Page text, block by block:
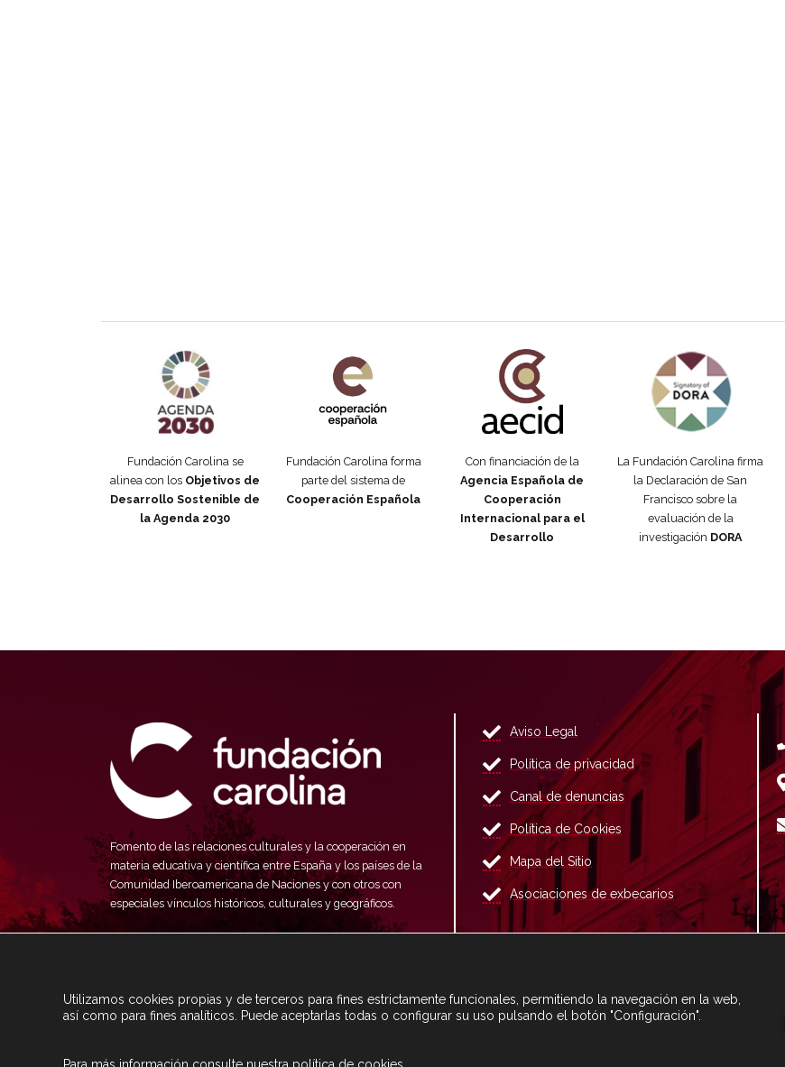
Fundación Carolina se
alinea con los Objetivos de
Desarrollo Sostenible de
la Agenda 2030
Fundación Carolina forma
parte del sistema de
Cooperación Española
Con financiación de la
Agencia Española de
Cooperación
Internacional para el
Desarrollo
La Fundación Carolina firma
la Declaración de San
Francisco sobre la
evaluación de la
investigación DORA
Fomento de las relaciones culturales y la cooperación en
materia educativa y científica entre España y los países de la
Comunidad Iberoamericana de Naciones y con otros con
especiales vínculos históricos, culturales y geográficos.
Aviso Legal
Política de privacidad
Canal de denuncias
Política de Cookies
Mapa del Sitio
Asociaciones de exbecarios
Utilizamos cookies propias y de terceros para fines estrictamente funcionales, permitiendo la navegación en la web,
así como para fines analíticos. Puede aceptarlas todas o configurar su uso pulsando el botón "Configuración".